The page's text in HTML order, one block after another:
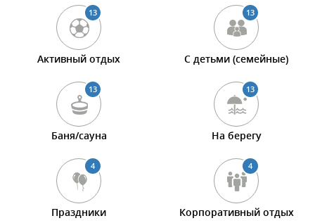
13
Активный отдых
13
С детьми (семейные)
13
Баня/сауна
13
На берегу
4
Праздники
4
Корпоративный отдых